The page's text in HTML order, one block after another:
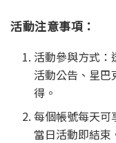
活動注意事項：
活動參與方式：
活動公告、星巴
得。
每個帳號每天可
當日活動即結束